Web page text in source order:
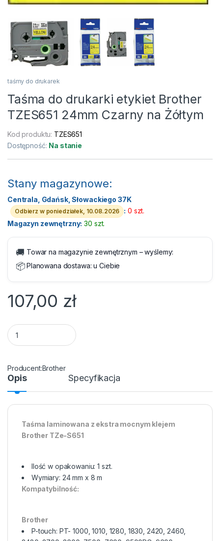
taśmy do drukarek
Taśma do drukarki etykiet Brother
TZES651 24mm Czarny na Żółtym
Kod produktu: TZES651
Dostępność: Na stanie
Stany magazynowe:
Centrala, Gdańsk, Słowackiego 37K
Odbierz w poniedziałek, 10.08.2026 : 0 szt.
Magazyn zewnętrzny: 30 szt.
🚚 Towar na magazynie zewnętrznym – wyślemy:
📦Planowana dostawa:u Ciebie
107,00 zł
Taśma do drukarki etykiet Brother TZES651 24mm Czarny na
Brother
Opis Specyfikacja
Taśma laminowana z ekstra mocnym klejem
Brother TZe-S651
Ilość w opakowaniu: 1 szt.
Wymiary: 24 mm x 8 m
Kompatybilność:
Brother
P-touch: PT- 1000, 1010, 1280, 1830, 2420, 2460,